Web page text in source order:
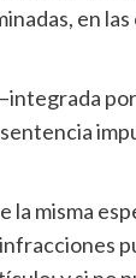
en las
misma